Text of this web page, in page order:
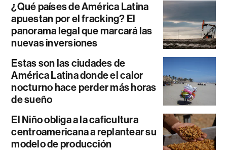
¿Qué países de América Latina
apuestan por el fracking? El
panorama legal que marcará las
nuevas inversiones
Estas son las ciudades de
América Latina donde el calor
nocturno hace perder más horas
de sueño
El Niño obliga a la caficultura
centroamericana a replantear su
modelo de producción